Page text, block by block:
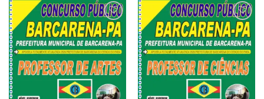
tem
várias
variantes.
As
opções
podem
ser
escolhidas
tem
várias
variantes.
As
opções
podem
ser
escolhidas
Add to
wishlist
Add to
wishlist